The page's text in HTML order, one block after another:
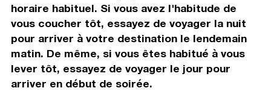
horaire habituel. Si vous avez l'habitude de
vous coucher tôt, essayez de voyager la nuit
pour arriver à votre destination le lendemain
matin. De même, si vous êtes habitué à vous
lever tôt, essayez de voyager le jour pour
arriver en début de soirée.